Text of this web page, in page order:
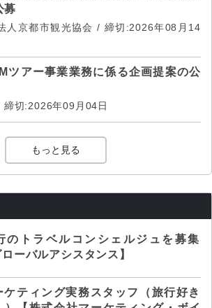
募
人京都市観光協会 / 締切:2026年08月14
ツアー事業業務に係る企画提案の公
締切:2026年09月04日
もっと見る
のトラベルコンシェルジュを募集
ローバルアシスタンス】
ケティング実務スタッフ（旅行好き